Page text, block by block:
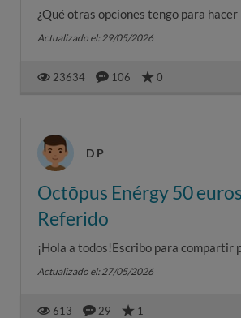
¿Qué otras opciones tengo para hacer
sostenible? En este foro hablaremos
Actualizado el: 29/05/2026
23634 106 0
D P
Octōpus Enérgy 50
Referido
¡Hola a todos!Escribo para compartir
de referido de Octōpus Enérgy. Llevo
Actualizado el: 27/05/2026
613 29 1